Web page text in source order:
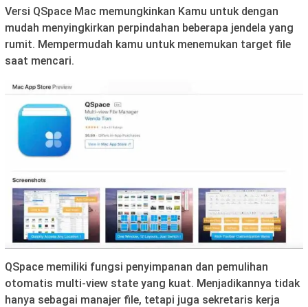
Versi QSpace Mac memungkinkan Kamu untuk dengan
mudah menyingkirkan perpindahan beberapa jendela yang
rumit. Mempermudah kamu untuk menemukan target file
saat mencari.
QSpace memiliki fungsi penyimpanan dan pemulihan
otomatis multi-view state yang kuat. Menjadikannya tidak
hanya sebagai manajer file, tetapi juga sekretaris kerja